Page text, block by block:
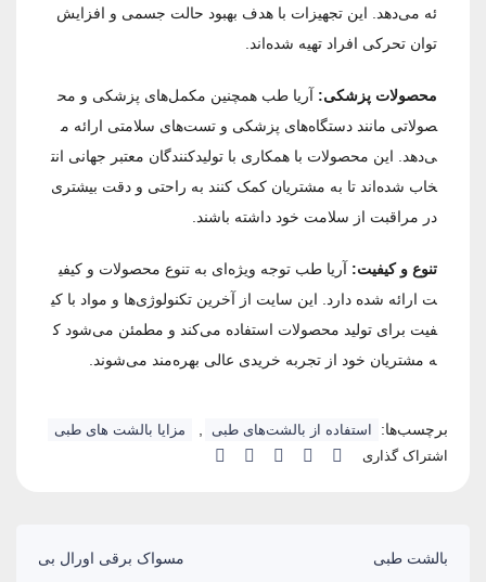
ئه می‌دهد. این تجهیزات با هدف بهبود حالت جسمی و افزایش
توان تحرکی افراد تهیه شده‌اند.
محصولات پزشکی: آریا طب همچنین مکمل‌های پزشکی و مح
صولاتی مانند دستگاه‌های پزشکی و تست‌های سلامتی ارائه م
ی‌دهد. این محصولات با همکاری با تولیدکنندگان معتبر جهانی انت
خاب شده‌اند تا به مشتریان کمک کنند به راحتی و دقت بیشتری
در مراقبت از سلامت خود داشته باشند.
تنوع و کیفیت: آریا طب توجه ویژه‌ای به تنوع محصولات و کیفی
ت ارائه شده دارد. این سایت از آخرین تکنولوژی‌ها و مواد با کی
فیت برای تولید محصولات استفاده می‌کند و مطمئن می‌شود ک
ه مشتریان خود از تجربه خریدی عالی بهره‌مند می‌شوند.
برچسب‌ها: استفاده از بالشت‌های طبی , مزایا بالشت های طبی
اشتراک گذاری
بالشت‌ طبی مسواک برقی اورال بی